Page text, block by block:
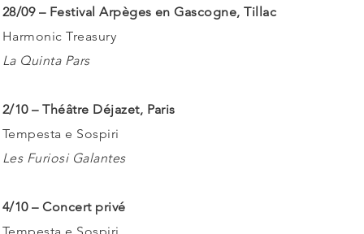
28/09 – Festival Arpèges en Gascogne, Tillac
Harmonic Treasury
La Quinta Pars
2/10 – Théâtre Déjazet, Paris
Tempesta e Sospiri
Les Furiosi Galantes
4/10 – Concert privé